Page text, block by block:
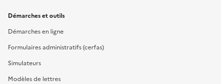
Démarches et outils
Démarches en ligne
Formulaires administratifs (cerfas)
Simulateurs
Modèles de lettres